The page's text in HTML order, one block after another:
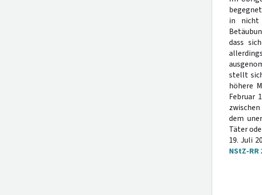
in nicht
dass
stellt
höhere
Februar
dem
Täter
19. Juli
NStZ-RR